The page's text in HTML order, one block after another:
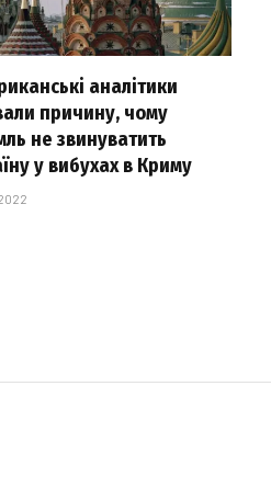
аналітики
причину, чому
не звинуватить
у вибухах в Криму